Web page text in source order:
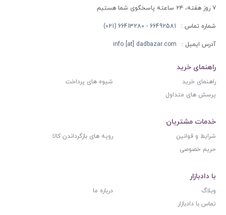
۷ روز هفته، ۲۴ ساعته پاسخگوی شما هستیم
شماره تماس : 66492581 - 66413280 (021)
آدرس ایمیل : info [at] dadbazar.com
راهنمای خرید
راهنمای خرید
شیوه های پرداخت
پرسش های متداول
خدمات مشتریان
شرایط و قوانین
رویه های بازگرداندن کالا
حریم خصوصی
با دادبازار
وبلاگ
درباره ما
تماس با دادبازار